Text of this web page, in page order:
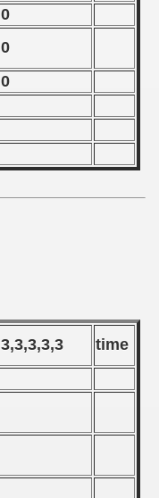
0
0
0
3,3,3,3,3
time